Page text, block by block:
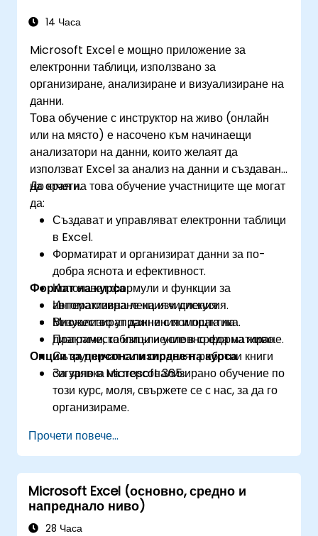
потребители да работят едновременно върху
едни и същи данни. 7. Автоматизация на задачи:
Възможност за създаване на макроси и
автоматизация на задачи с помощта на
програмния език VBA (Visual Basic for
Applications). Excel се използва широко в
различни области – от бизнеса до науката и
образованието. Неговите многостранни
функции дават възможност за анализ на данни,
създаване на отчети, бюджети, графици,
управление на данни и много други
приложения.
като Goal Seek, Solver, Analysis ToolPak и VBA
работни процеси. Помага на
професионалистите да превърнат
необработените цифри в приложими
финансови прозрения и точни прогнози за
стратегическо планиране.
14 Часа
Microsoft Excel е мощно приложение за
електронни таблици, използвано за
организиране, анализиране и визуализиране на
данни.
Това обучение с инструктор на живо (онлайн
или на място) е насочено към начинаещи
анализатори на данни, които желаят да
използват Excel за анализ на данни и създаване
на отчети.
До края на това обучение участниците ще могат
да:
Създават и управляват електронни таблици
в Excel.
Форматират и организират данни за по-
добра яснота и ефективност.
Използват формули и функции за
автоматизиране на изчисления.
Визуализират данни с помощта на
диаграми, таблици и условно форматиране.
Сътрудничат си и споделят работни книги
сигурно в Microsoft 365.
Формат на курса
Интерактивна лекция и дискусия.
Множество упражнения и практика.
Практическо изпълнение в среда на живо.
Опции за персонализиране на курса
За заявка на персонализирано обучение по
този курс, моля, свържете се с нас, за да го
организираме.
Прочети повече...
Microsoft Excel (основно, средно и
напреднало ниво)
28 Часа